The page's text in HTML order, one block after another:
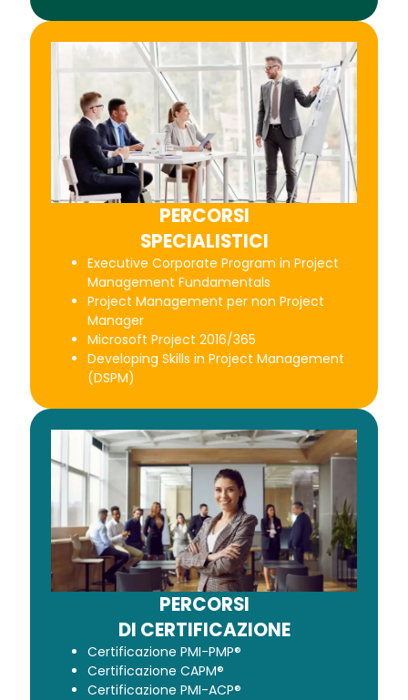
PERCORSI
SPECIALISTICI
Executive Corporate Program in Project
Management Fundamentals
Project Management per non Project
Manager
Microsoft Project 2016/365
Developing Skills in Project Management
(DSPM)
PERCORSI
DI CERTIFICAZIONE
Certificazione PMI-PMP®
Certificazione CAPM®
Certificazione PMI-ACP®